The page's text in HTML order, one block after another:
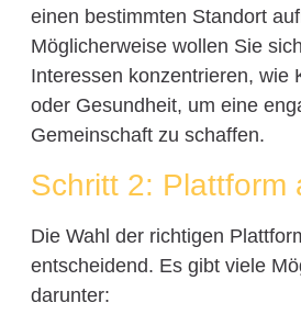
einen bestimmten Standort
Möglicherweise wollen Sie
Interessen konzentrieren, wie
oder Gesundheit, um eine
Gemeinschaft zu schaffen.
Schritt 2: Plattform
Die Wahl der richtigen
entscheidend. Es gibt viele
darunter: